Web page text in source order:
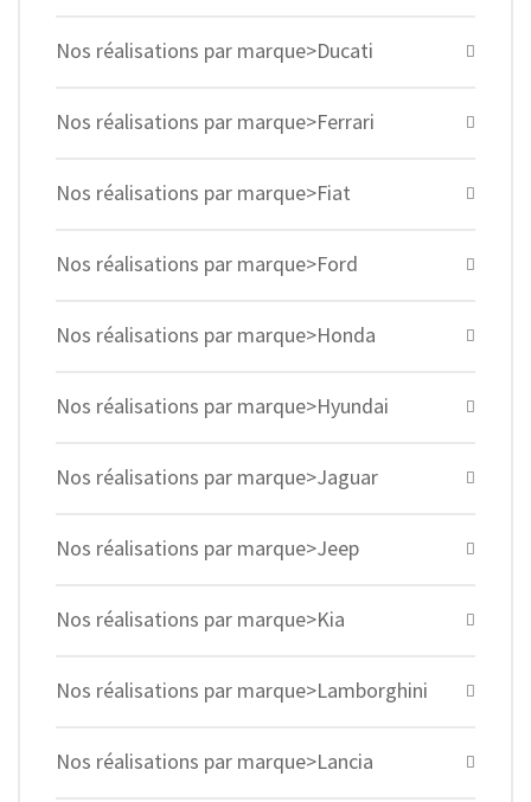
Nos réalisations par marque>Ducati
Nos réalisations par marque>Ferrari
Nos réalisations par marque>Fiat
Nos réalisations par marque>Ford
Nos réalisations par marque>Honda
Nos réalisations par marque>Hyundai
Nos réalisations par marque>Jaguar
Nos réalisations par marque>Jeep
Nos réalisations par marque>Kia
Nos réalisations par marque>Lamborghini
Nos réalisations par marque>Lancia